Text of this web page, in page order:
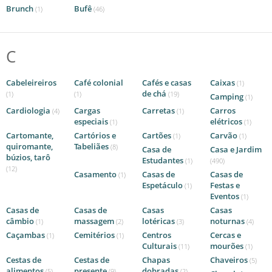
Brunch (1) Bufê (46)
C
Cabeleireiros
(1)
Café colonial
(1)
Cafés e casas
de chá (19)
Caixas (1)
Camping (1)
Cardiologia (4)
Cargas
especiais (1)
Carretas (1)
Carros
elétricos (1)
Cartomante,
quiromante,
búzios, tarô
(12)
Cartórios e
Tabeliães (8)
Cartões (1) Carvão (1)
Casa de
Estudantes (1)
Casa e Jardim
(490)
Casamento (1)
Casas de
Espetáculo (1)
Casas de
Festas e
Eventos (1)
Casas de
câmbio (1)
Casas de
massagem (2)
Casas
lotéricas (3)
Casas
noturnas (4)
Caçambas (1) Cemitérios (1)
Centros
Culturais (11)
Cercas e
mourões (1)
Cestas de
Cestas de
Chapas
Chaveiros (5)